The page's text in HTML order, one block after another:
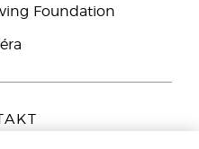
Foundation